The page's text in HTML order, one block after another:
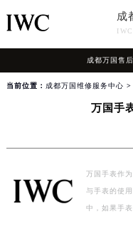
成
成都万国售
当前位置： 成都万国维修服务中心 >
万国手
万国手表作
与手表的使
中，如果手